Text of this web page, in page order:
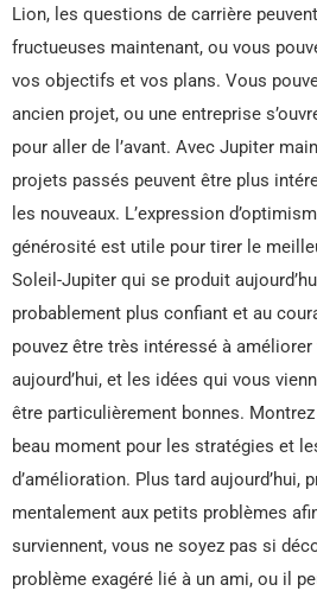
Lion, les questions de carrière
fructueuses maintenant, ou vous
vos objectifs et vos plans. Vous
ancien projet, ou une entreprise
pour aller de l’avant. Avec Jupiter
projets passés peuvent être plus
les nouveaux. L’expression
générosité est utile pour tirer le
Soleil-Jupiter qui se produit
probablement plus confiant et au
pouvez être très intéressé à
aujourd’hui, et les idées qui vous
être particulièrement bonnes.
beau moment pour les stratégies et
d’amélioration. Plus tard aujourd’hui,
mentalement aux petits problèmes
surviennent, vous ne soyez pas si
problème exagéré lié à un ami, ou il